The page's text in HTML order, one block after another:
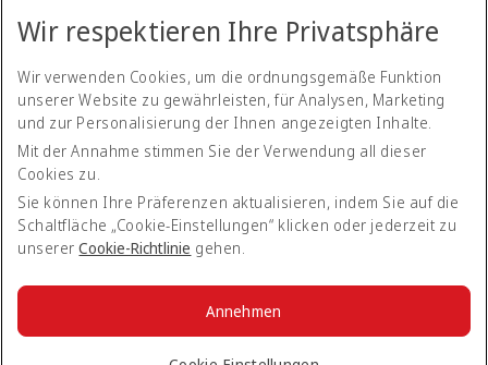
Erklärung zur Barrierefreiheit
Kontakt
Datenschutzerklärung
Geschäftsbedingungen
Cookie-Richtlinien
© 2026 The Emirates Group. Alle Rechte vorbehalten.
Wir respektieren Ihre Privatsphäre
Wir verwenden Cookies, um die ordnungsgemäße Funktion
unserer Website zu gewährleisten, für Analysen, Marketing
und zur Personalisierung der Ihnen angezeigten Inhalte.
Mit der Annahme stimmen Sie der Verwendung all dieser
Cookies zu.
Sie können Ihre Präferenzen aktualisieren, indem Sie auf die
Schaltfläche „Cookie-Einstellungen“ klicken oder jederzeit zu
unsererCookie-Richtlinie gehen.
Annehmen